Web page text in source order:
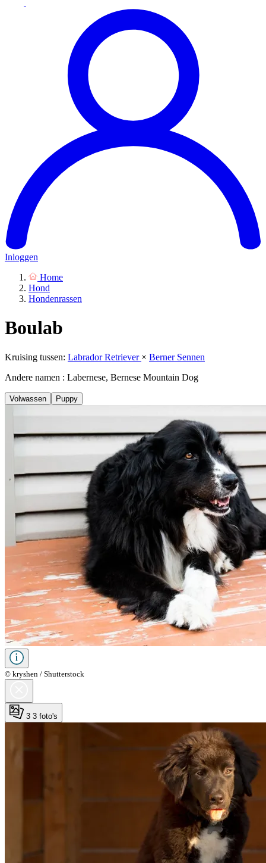
Inloggen
Home
Hond
Hondenrassen
Boulab
Kruising tussen: Labrador Retriever × Berner Sennen
Andere namen : Labernese, Bernese Mountain Dog
Volwassen Puppy
© kryshen / Shutterstock
3 3 foto's